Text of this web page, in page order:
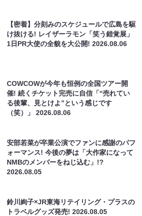
【密着】分刻みのスケジュールで広島を駆
け抜ける! レイザーラモン「笑う錯覚展」
1日PR大使の全貌を大公開!2026.08.06
COWCOWが今年も恒例の全国ツアー開
催! 続くチケット完売に自信「“売れてい
る後輩、見とけよ”という感じです
（笑）」2026.08.06
安部若菜が卒業公演でファンに感謝のパフ
ォーマンス! 今後の夢は「大作家になって
NMBのメンバーをねじ込む」!?
2026.08.05
鈴川絢子×JR東海リテイリング・プラスの
トラベルグッズ発売!2026.08.05